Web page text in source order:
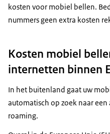
kosten voor mobiel bellen.
nummers geen extra kosten
Kosten mobiel
internetten binnen
In het buitenland gaat uw
automatisch op zoek naar
roaming.